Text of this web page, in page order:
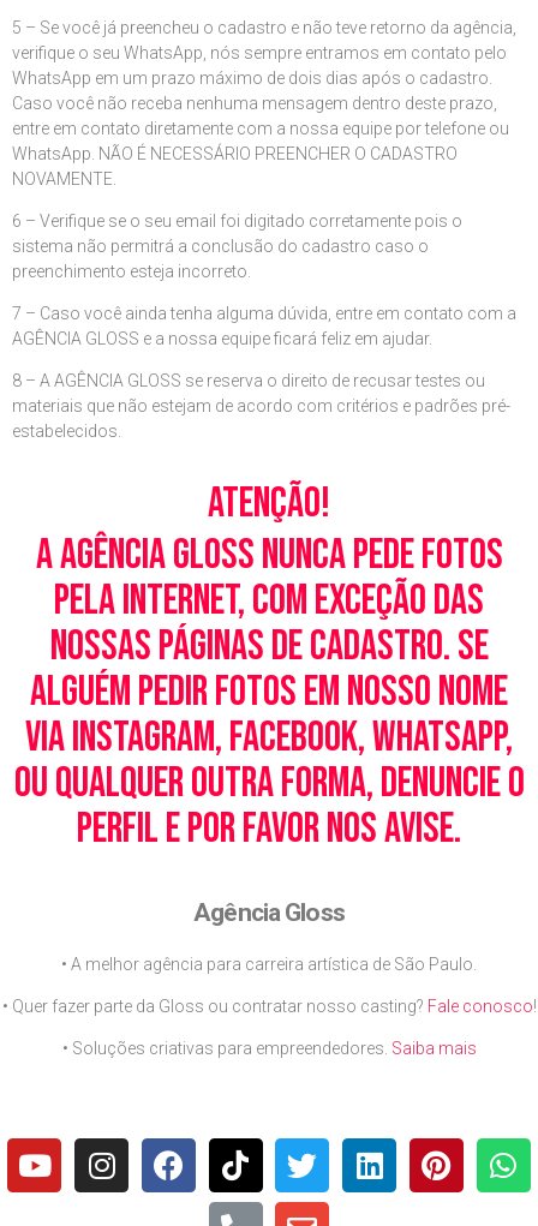
5 – Se você já preencheu o cadastro e não teve retorno da agência,
verifique o seu WhatsApp, nós sempre entramos em contato pelo
WhatsApp em um prazo máximo de dois dias após o cadastro.
Caso você não receba nenhuma mensagem dentro deste prazo,
entre em contato diretamente com a nossa equipe por telefone ou
WhatsApp. NÃO É NECESSÁRIO PREENCHER O CADASTRO
NOVAMENTE.
6 – Verifique se o seu email foi digitado corretamente pois o
sistema não permitrá a conclusão do cadastro caso o
preenchimento esteja incorreto.
7 – Caso você ainda tenha alguma dúvida, entre em contato com a
AGÊNCIA GLOSS e a nossa equipe ficará feliz em ajudar.
8 – A AGÊNCIA GLOSS se reserva o direito de recusar testes ou
materiais que não estejam de acordo com critérios e padrões pré-
estabelecidos.
Atenção!
A Agência Gloss nunca pede fotos
pela Internet, com exceção das
nossas páginas de cadastro. Se
alguém pedir fotos em nosso nome
via Instagram, Facebook, WhatsApp,
ou qualquer outra forma, denuncie o
perfil e por favor nos avise.
Agência Gloss
• A melhor agência para carreira artística de São Paulo.
• Quer fazer parte da Gloss ou contratar nosso casting? Fale conosco!
• Soluções criativas para empreendedores. Saiba mais